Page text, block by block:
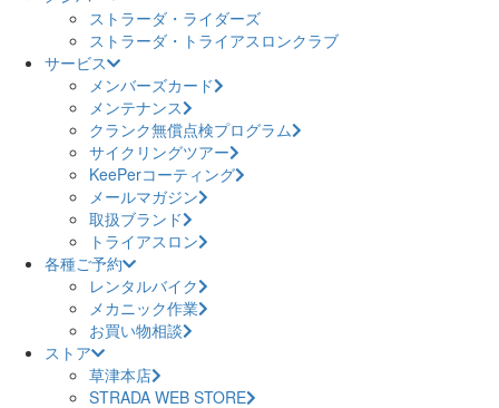
ストラーダ・ライダーズ
ストラーダ・トライアスロンクラブ
サービス
メンバーズカード
メンテナンス
クランク無償点検プログラム
サイクリングツアー
KeePerコーティング
メールマガジン
取扱ブランド
トライアスロン
各種ご予約
レンタルバイク
メカニック作業
お買い物相談
ストア
草津本店
STRADA WEB STORE